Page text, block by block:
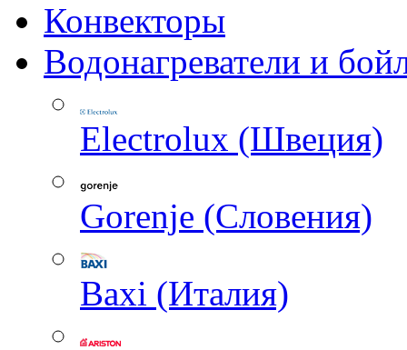
Конвекторы
Водонагреватели и
Electrolux (Швеция)
Gorenje (Словения)
Baxi (Италия)